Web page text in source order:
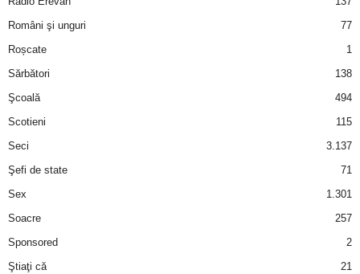
Români şi unguri
77
Roșcate
1
Sărbători
138
Şcoală
494
Scotieni
115
Seci
3.137
Şefi de state
71
Sex
1.301
Soacre
257
Sponsored
2
Ştiaţi că
21